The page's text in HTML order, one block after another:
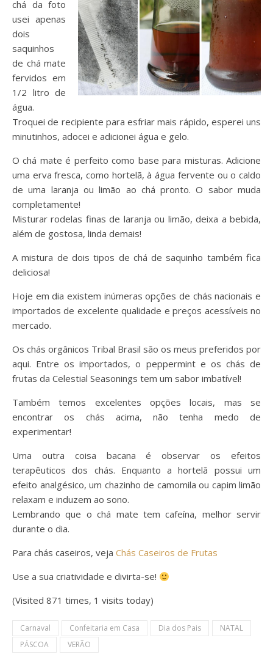
chá da foto
usei apenas
dois
saquinhos
de chá mate
fervidos em
1/2 litro de
água.
Troquei de recipiente para esfriar mais rápido, esperei uns
minutinhos, adocei e adicionei água e gelo.
O chá mate é perfeito como base para misturas. Adicione
uma erva fresca, como hortelã, à água fervente ou o caldo
de uma laranja ou limão ao chá pronto. O sabor muda
completamente!
Misturar rodelas finas de laranja ou limão, deixa a bebida,
além de gostosa, linda demais!
A mistura de dois tipos de chá de saquinho também fica
deliciosa!
Hoje em dia existem inúmeras opções de chás nacionais e
importados de excelente qualidade e preços acessíveis no
mercado.
Os chás orgânicos Tribal Brasil são os meus preferidos por
aqui. Entre os importados, o peppermint e os chás de
frutas da Celestial Seasonings tem um sabor imbatível!
Também temos excelentes opções locais, mas se
encontrar os chás acima, não tenha medo de
experimentar!
Uma outra coisa bacana é observar os efeitos
terapêuticos dos chás. Enquanto a hortelã possui um
efeito analgésico, um chazinho de camomila ou capim limão
relaxam e induzem ao sono.
Lembrando que o chá mate tem cafeína, melhor servir
durante o dia.
Para chás caseiros, veja Chás Caseiros de Frutas
Use a sua criatividade e divirta-se!
(Visited 871 times, 1 visits today)
Carnaval Confeitaria em Casa Dia dos Pais
NATAL
PÁSCOA
VERÃO